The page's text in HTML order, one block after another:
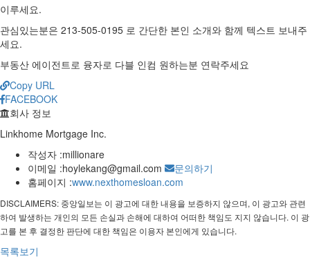
이루세요.
관심있는분은 213-505-0195 로 간단한 본인 소개와 함께 텍스트 보내주
세요.
부동산 에이전트로 융자로 다블 인컴 원하는분 연락주세요
Copy URL
FACEBOOK
회사 정보
Linkhome Mortgage Inc.
작성자 :millionare
이메일 :hoylekang@gmail.com
문의하기
홈페이지 :www.nexthomesloan.com
DISCLAIMERS: 중앙일보는 이 광고에 대한 내용을 보증하지 않으며, 이 광고와 관련
하여 발생하는 개인의 모든 손실과 손해에 대하여 어떠한 책임도 지지 않습니다. 이 광
고를 본 후 결정한 판단에 대한 책임은 이용자 본인에게 있습니다.
목록보기